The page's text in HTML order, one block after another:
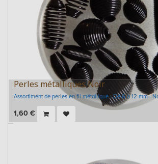
Perles métalliques Noir
Assortiment de perles en fil métallique - De 6 à 12 mm -
1,60 €